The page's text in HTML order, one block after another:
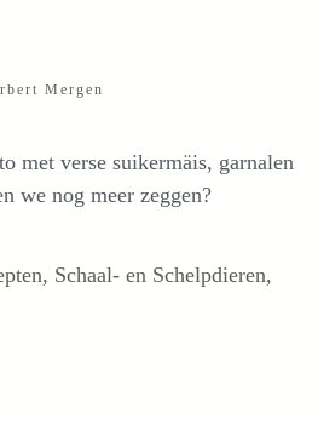
Mergen
met verse suikermäis, garnalen
we nog meer zeggen?
, Schaal- en Schelpdieren,